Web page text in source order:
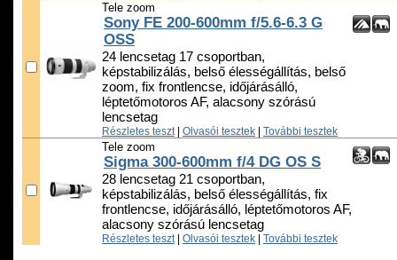
Tele zoom
Sony FE 200-600mm f/5.6-6.3 G
OSS
24 lencsetag 17 csoportban,
képstabilizálás, belső élességállítás, belső
zoom, fix frontlencse, időjárásálló,
léptetőmotoros AF, alacsony szórású
lencsetag
Részletes teszt Olvasói tesztek További tesztek
Tele zoom
Sigma 300-600mm f/4 DG OS S
28 lencsetag 21 csoportban,
képstabilizálás, belső élességállítás, fix
frontlencse, időjárásálló, léptetőmotoros AF,
alacsony szórású lencsetag
Részletes teszt Olvasói tesztek További tesztek